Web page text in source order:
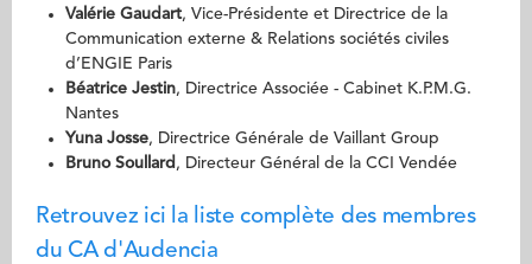
Valérie Gaudart, Vice-Présidente et Directrice de la
Communication externe & Relations sociétés civiles
d’ENGIE Paris
Béatrice Jestin, Directrice Associée - Cabinet K.P.M.G.
Nantes
Yuna Josse, Directrice Générale de Vaillant Group
Bruno Soullard , Directeur Général de la CCI Vendée
Retrouvez ici la liste complète des membres
du CA d'Audencia